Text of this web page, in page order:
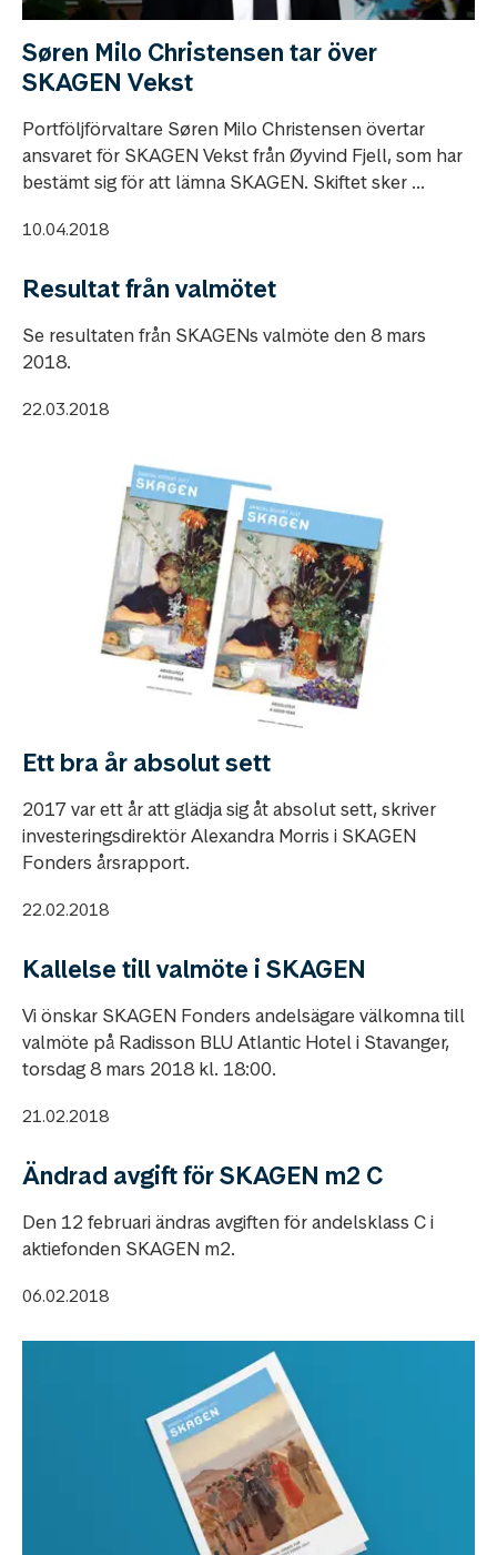
Søren Milo Christensen tar över
SKAGEN Vekst
Portföljförvaltare Søren Milo Christensen övertar
ansvaret för SKAGEN Vekst från Øyvind Fjell, som har
bestämt sig för att lämna SKAGEN. Skiftet sker ...
10.04.2018
Resultat från valmötet
Se resultaten från SKAGENs valmöte den 8 mars
2018.
22.03.2018
Ett bra år absolut sett
2017 var ett år att glädja sig åt absolut sett, skriver
investeringsdirektör Alexandra Morris i SKAGEN
Fonders årsrapport.
22.02.2018
Kallelse till valmöte i SKAGEN
Vi önskar SKAGEN Fonders andelsägare välkomna till
valmöte på Radisson BLU Atlantic Hotel i Stavanger,
torsdag 8 mars 2018 kl. 18:00.
21.02.2018
Ändrad avgift för SKAGEN m2 C
Den 12 februari ändras avgiften för andelsklass C i
aktiefonden SKAGEN m2.
06.02.2018